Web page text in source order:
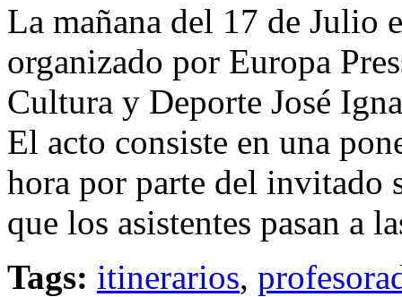
La mañana del 17 de Julio
organizado por Europa
Cultura y Deporte José
El acto consiste en una
hora por parte del invitado
que los asistentes pasan a
Tags: itinerarios,